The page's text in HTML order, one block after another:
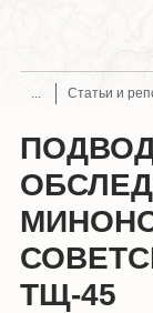
Статьи и
ТЩ-45